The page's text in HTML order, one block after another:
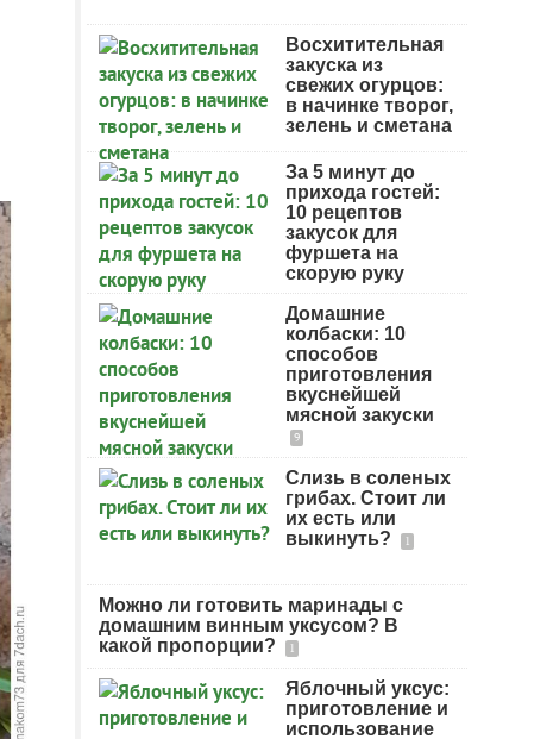
Восхитительная
закуска из
свежих огурцов:
в начинке творог,
зелень и сметана
За 5 минут до
прихода гостей:
10 рецептов
закусок для
фуршета на
скорую руку
Домашние
колбаски: 10
способов
приготовления
вкуснейшей
мясной закуски
9
Слизь в соленых
грибах. Стоит ли
их есть или
выкинуть?
1
Можно ли готовить маринады с
домашним винным уксусом? В
какой пропорции?
1
Яблочный уксус:
приготовление и
использование